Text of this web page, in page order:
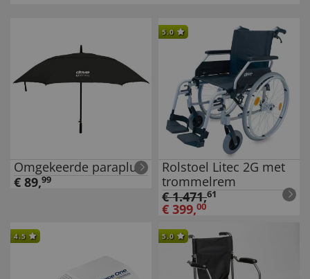
Omgekeerde paraplu
€ 89,99
5.0
Rolstoel Litec 2G met
trommelrem
€1.471,61
€ 399,00
4.5 5.0